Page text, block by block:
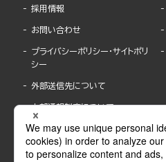
採用情報
お問い合わせ
プライバシーポリシー・サイトポリ
シー
外部送信先について
内部通報制度について